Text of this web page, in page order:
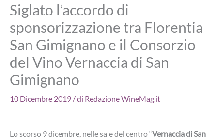
Siglato l’accordo di
sponsorizzazione tra Florentia
San Gimignano e il Consorzio
del Vino Vernaccia di San
Gimignano
10 Dicembre 2019 / di Redazione WineMag.it
Lo scorso 9 dicembre, nelle sale del centro “Vernaccia di San